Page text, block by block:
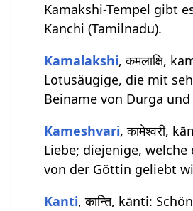
Kamakshi-Tempel gibt
Kanchi (Tamilnadu).
Kamalakshi, कमलाक्षि,
Lotusäugige, die mit
Beiname von Durga
Kameshvari, कामेश्वरी,
Liebe; diejenige,
von der Göttin geliebt
Kanti, कान्ति, kānti: